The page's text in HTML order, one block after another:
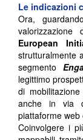
Le indicazioni
Ora,
European
strutturalmente
segmento
legittimo
di
anche in via
piattaforme web
Coinvolgere i